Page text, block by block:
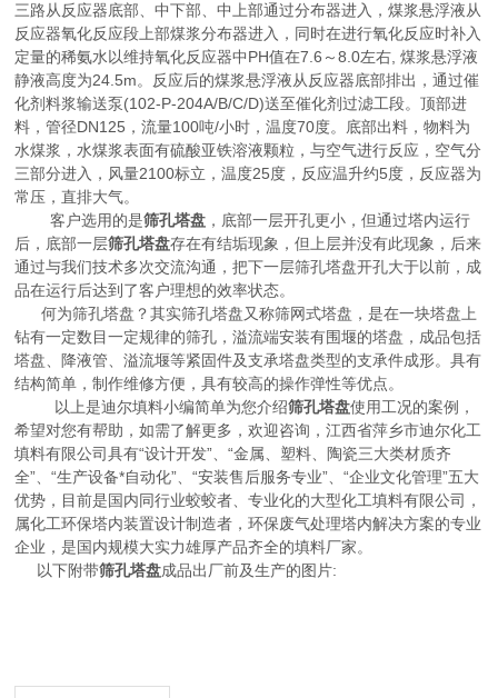
三路从反应器底部、中下部、中上部通过分布器进入，煤浆悬浮液从
反应器氧化反应段上部煤浆分布器进入，同时在进行氧化反应时补入
定量的稀氨水以维持氧化反应器中PH值在7.6 ～8.0左右 ,煤浆悬浮液
静液高度为24.5m。反应后的煤浆悬浮液从反应器底部排出，通过催
化剂料浆输送泵(102-P-204A/B/C/D)送至催化剂过滤工段。顶部进
料，管径DN125 ，流量100吨/小时，温度70度。底部出料，物料为
水煤浆，水煤浆表面有硫酸亚铁溶液颗粒，与空气进行反应，空气分
三部分进入，风量2100标立，温度25度，反应温升约5度，反应器为
常压，直排大气。
客户选用的是筛孔塔盘 ，底部一层开孔更小，但通过塔内运行
后，底部一层筛孔塔盘存在有结垢现象，但上层并没有此现象，后来
通过与我们技术多次交流沟通，把下一层筛孔塔盘开孔大于以前，成
品在运行后达到了客户理想的效率状态。
何为筛孔塔盘？其实筛孔塔盘又称筛网式塔盘，是在一块塔盘上
钻有一定数目一定规律的筛孔，溢流端安装有围堰的塔盘，成品包括
塔盘、降液管、溢流堰等紧固件及支承塔盘类型的支承件成形。具有
结构简单，制作维修方便，具有较高的操作弹性等优点。
以上是迪尔填料小编简单为您介绍筛孔塔盘使用工况的案例，
希望对您有帮助，如需了解更多，欢迎咨询，江西省萍乡市迪尔化工
填料有限公司具有“设计开发”、“金属、塑料、陶瓷三大类材质齐
全”、“生产设备*自动化”、“安装售后服务专业”、“企业文化管理”五大
优势，目前是国内同行业蛟蛟者、专业化的大型化工填料有限公司，
属化工环保塔内装置设计制造者，环保废气处理塔内解决方案的专业
企业，是国内规模大实力雄厚产品齐全的填料厂家。
以下附带筛孔塔盘成品出厂前及生产的图片: